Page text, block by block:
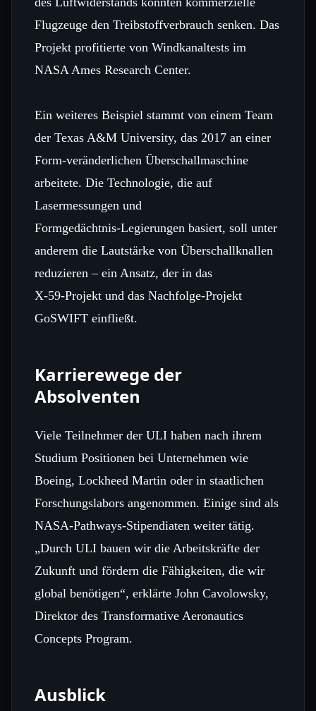
Flugzeuge den Treibstoffverbrauch senken. Das
Projekt profitierte von Windkanaltests im
NASA Ames Research Center.
Ein weiteres Beispiel stammt von einem Team
der Texas A&M University, das 2017 an einer
Form‑veränderlichen Überschallmaschine
arbeitete. Die Technologie, die auf
Lasermessungen und
Formgedächtnis‑Legierungen basiert, soll unter
anderem die Lautstärke von Überschallknallen
reduzieren – ein Ansatz, der in das
X‑59‑Projekt und das Nachfolge‑Projekt
GoSWIFT einfließt.
Karrierewege der
Absolventen
Viele Teilnehmer der ULI haben nach ihrem
Studium Positionen bei Unternehmen wie
Boeing, Lockheed Martin oder in staatlichen
Forschungslabors angenommen. Einige sind als
NASA‑Pathways‑Stipendiaten weiter tätig.
„Durch ULI bauen wir die Arbeitskräfte der
Zukunft und fördern die Fähigkeiten, die wir
global benötigen“, erklärte John Cavolowsky,
Direktor des Transformative Aeronautics
Concepts Program.
Ausblick